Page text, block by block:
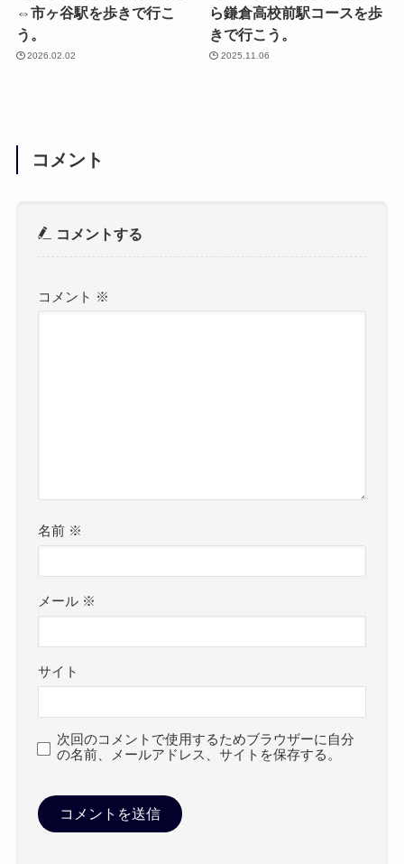
⇔市ヶ谷駅を歩きで行こ
う。
2026.02.02
ら鎌倉高校前駅コースを歩
きで行こう。
2025.11.06
コメント
コメントする
コメント ※
名前 ※
メール ※
サイト
次回のコメントで使用するためブラウザーに自分
の名前、メールアドレス、サイトを保存する。